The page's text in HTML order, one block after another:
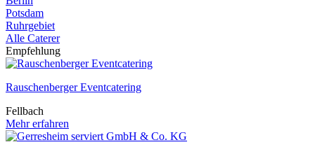
Potsdam
Ruhrgebiet
Alle Caterer
Empfehlung
Rauschenberger Eventcatering
Fellbach
Mehr erfahren